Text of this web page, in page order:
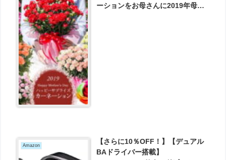
ーションをお母さんに2019年母の
Amazon
【さらに10％OFF！】【デュアル
BAドライバー搭載】